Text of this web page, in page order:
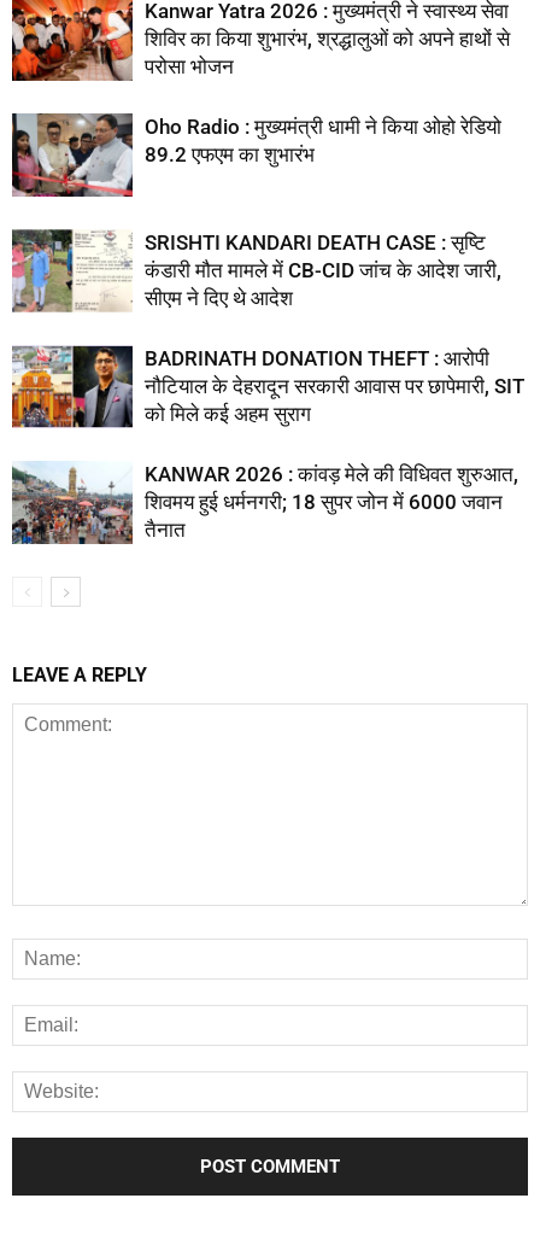
Kanwar Yatra 2026 : मुख्यमंत्री ने स्वास्थ्य सेवा
शिविर का किया शुभारंभ, श्रद्धालुओं को अपने हाथों से
परोसा भोजन
Oho Radio : मुख्यमंत्री धामी ने किया ओहो रेडियो
89.2 एफएम का शुभारंभ
SRISHTI KANDARI DEATH CASE : सृष्टि
कंडारी मौत मामले में CB-CID जांच के आदेश जारी,
सीएम ने दिए थे आदेश
BADRINATH DONATION THEFT : आरोपी
नौटियाल के देहरादून सरकारी आवास पर छापेमारी, SIT
को मिले कई अहम सुराग
KANWAR 2026 : कांवड़ मेले की विधिवत शुरुआत,
शिवमय हुई धर्मनगरी; 18 सुपर जोन में 6000 जवान
तैनात
LEAVE A REPLY